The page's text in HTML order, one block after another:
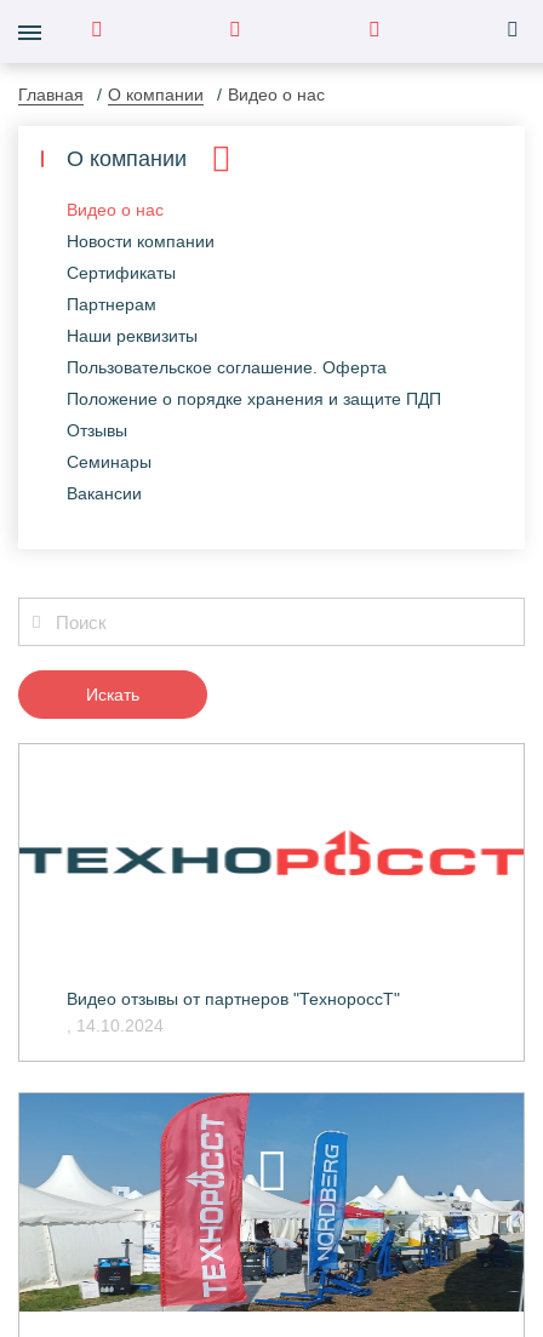
Главная О компании Видео о нас
О компании
Видео о нас
Новости компании
Сертификаты
Партнерам
Наши реквизиты
Пользовательское соглашение. Оферта
Положение о порядке хранения и защите ПДП
Отзывы
Семинары
Вакансии
Искать
Видео отзывы от партнеров "ТехнороссТ"
, 14.10.2024